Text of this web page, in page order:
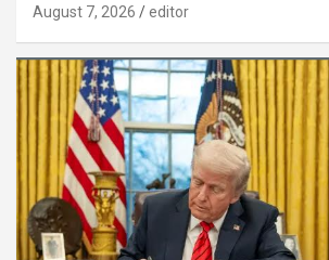
August 7, 2026 editor